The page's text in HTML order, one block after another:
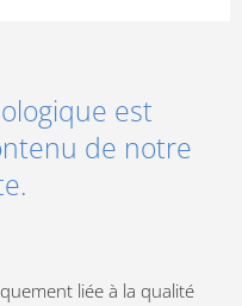
est
de notre
liée à la qualité